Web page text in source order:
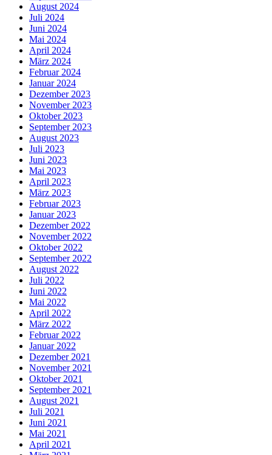
August 2024
Juli 2024
Juni 2024
Mai 2024
April 2024
März 2024
Februar 2024
Januar 2024
Dezember 2023
November 2023
Oktober 2023
September 2023
August 2023
Juli 2023
Juni 2023
Mai 2023
April 2023
März 2023
Februar 2023
Januar 2023
Dezember 2022
November 2022
Oktober 2022
September 2022
August 2022
Juli 2022
Juni 2022
Mai 2022
April 2022
März 2022
Februar 2022
Januar 2022
Dezember 2021
November 2021
Oktober 2021
September 2021
August 2021
Juli 2021
Juni 2021
Mai 2021
April 2021